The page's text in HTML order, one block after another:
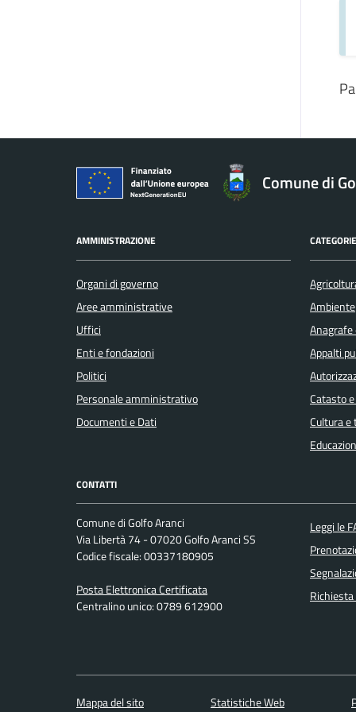
Comune di
AMMINISTRAZIONE
Organi di governo
Aree amministrative
Uffici
Enti e fondazioni
Politici
Personale amministrativo
Documenti e Dati
Ambiente
Appalti
Catasto
Cultura e
CONTATTI
Comune di Golfo Aranci
Via Libertà 74 - 07020 Golfo Aranci SS
Codice fiscale: 00337180905
Posta Elettronica Certificata
Centralino unico: 0789 612900
Leggi le
Mappa del sito Statistiche Web